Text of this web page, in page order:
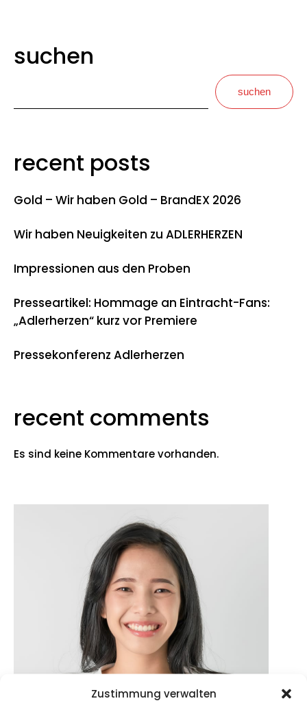
Zustimmung verwalten
suchen
suchen
recent posts
Gold – Wir haben Gold – BrandEX 2026
Wir haben Neuigkeiten zu ADLERHERZEN
Impressionen aus den Proben
Presseartikel: Hommage an Eintracht-Fans:
„Adlerherzen“ kurz vor Premiere
Pressekonferenz Adlerherzen
recent comments
Es sind keine Kommentare vorhanden.